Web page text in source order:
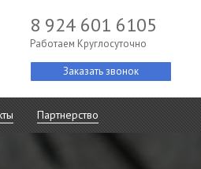
8 924 601 6105
Работаем Круглосуточно
Заказать звонок
Партнерство